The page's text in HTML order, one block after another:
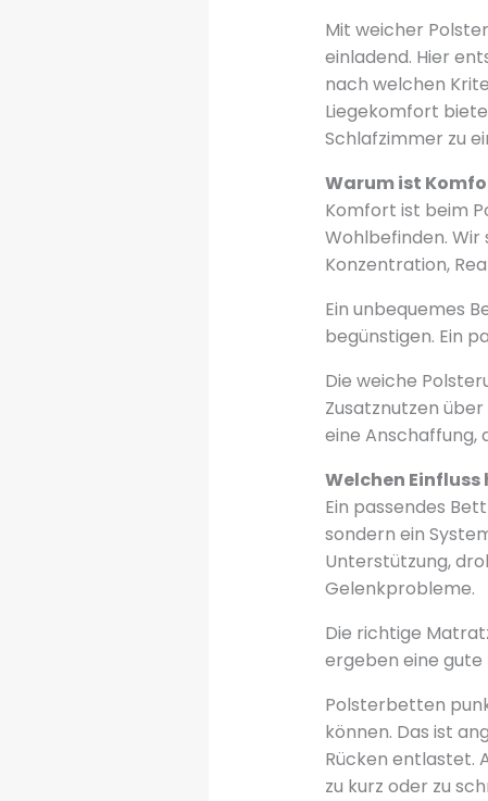
Mit weicher
einladend. Hier
nach welchen
Liegekomfort
Schlafzimmer zu
Warum ist
Komfort ist beim
Wohlbefinden. Wir
Konzentration,
Ein unbequemes
begünstigen. Ein
Die weiche
Zusatznutzen
eine Anschaffung,
Welchen
Ein passendes
sondern ein
Unterstützung,
Gelenkprobleme.
Die richtige
ergeben eine gute
Polsterbetten
können. Das ist
Rücken entlastet.
zu kurz oder zu